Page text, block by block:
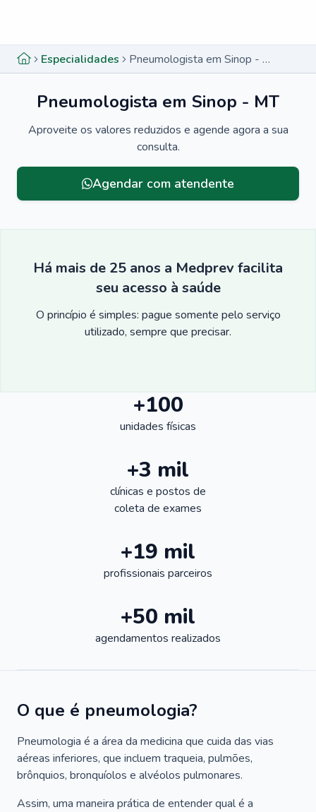
Especialidades Pneumologista em Sinop - MT
Pneumologista em Sinop - MT
Aproveite os valores reduzidos e agende agora a sua
consulta.
Agendar com atendente
Há mais de 25 anos a Medprev facilita
seu acesso à saúde
O princípio é simples: pague somente pelo serviço
utilizado, sempre que precisar.
+100
unidades físicas
+3 mil
clínicas e postos de
coleta de exames
+19 mil
profissionais parceiros
+50 mil
agendamentos realizados
O que é pneumologia?
Pneumologia é a área da medicina que cuida das vias
aéreas inferiores, que incluem traqueia, pulmões,
brônquios, bronquíolos e alvéolos pulmonares.
Assim, uma maneira prática de entender qual é a